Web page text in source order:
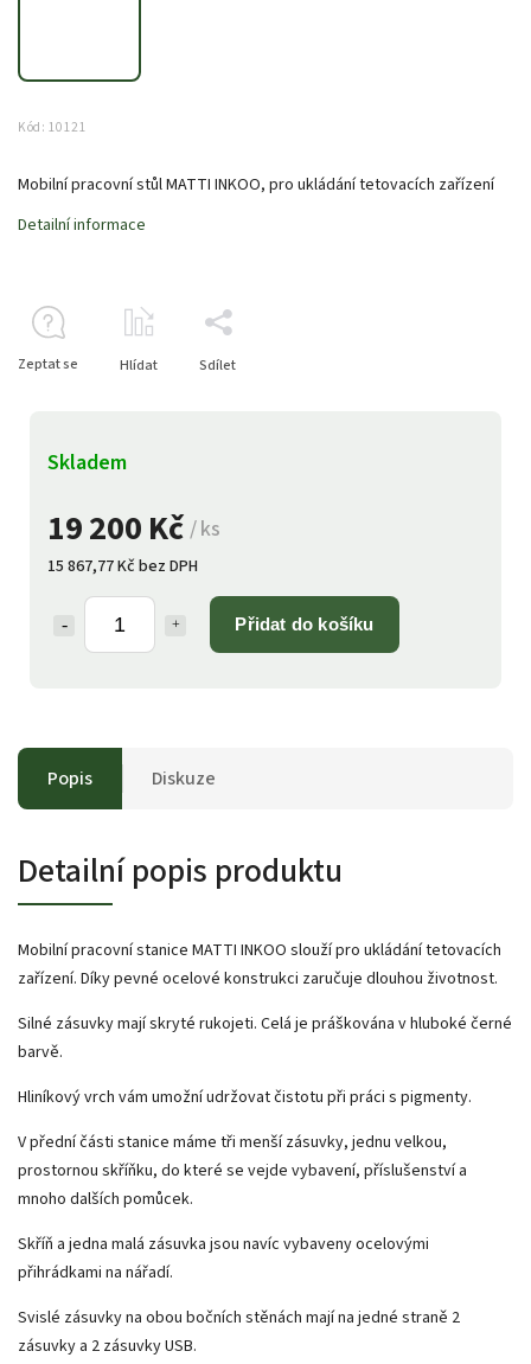
Kód: 10121
19 200 Kč / ks
15 867,77 Kč bez DPH
Přidat do košíku
Skladem
Mobilní pracovní stůl MATTI INKOO, pro ukládání tetovacích zařízení
Detailní informace
Zeptat se Hlídat Sdílet
Popis Diskuze
Detailní popis produktu
Mobilní pracovní stanice MATTI INKOO slouží pro ukládání tetovacích
zařízení. Díky pevné ocelové konstrukci zaručuje dlouhou životnost.
Silné zásuvky mají skryté rukojeti. Celá je práškována v hluboké černé
barvě.
Hliníkový vrch vám umožní udržovat čistotu při práci s pigmenty.
V přední části stanice máme tři menší zásuvky, jednu velkou,
prostornou skříňku, do které se vejde vybavení, příslušenství a
mnoho dalších pomůcek.
Skříň a jedna malá zásuvka jsou navíc vybaveny ocelovými
přihrádkami na nářadí.
Svislé zásuvky na obou bočních stěnách mají na jedné straně 2
zásuvky a 2 zásuvky USB.